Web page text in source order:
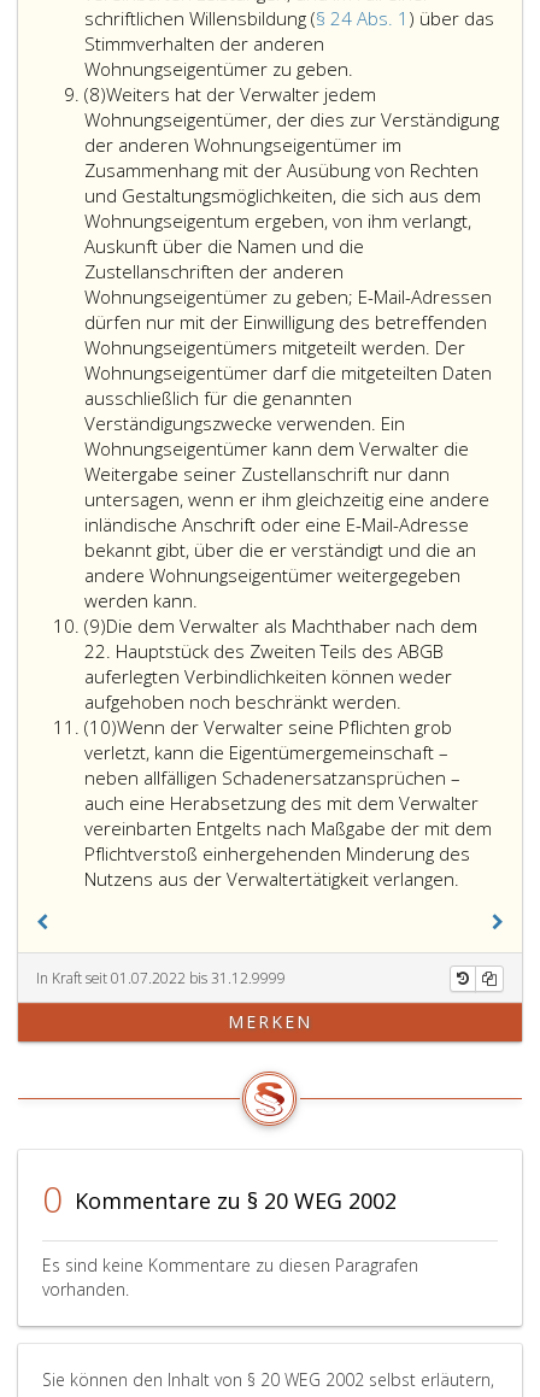
sowie
die
sonst
vorhersehbaren
Aufwendungen,
vor
allem
die
Bewirtschaftungskosten,
und
die
sich
daraus
ergebenden
Vorauszahlungen
bekannt
zu
geben
sind.
gegen
eine
Ablichtung
desselben
zur
Verfügung
Liegenschaft
einzumahnen
und
nötigenfalls
Klage
nach
Paragraph
27,
Absatz
2,
binnen
der
dort
genannten
Frist
zu
erheben
und
die
Anmerkung
der
Klage
zu
beantragen.
schriftlichen Willensbildung (§ 24 Abs. 1 ) über das
Stimmverhalten der anderen
Wohnungseigentümer zu geben.
Verwalter
hat
auf
Verlangen
jedem
Wohnungseigentümer
Auskunft
den
Inhalt
des
Verwaltungsvertrags,
über
die
Entgeltvereinbarungen
und
den
Umfang
der
Leistungen,
und
im
Fall
einer
schriftlichen
Willensbildung
(Paragraph
24,
Absatz
eins,)
Stimmverhalten
anderen
(8)Absatz
8
Weiters hat der Verwalter jedem
Wohnungseigentümer, der dies zur Verständigung
der anderen Wohnungseigentümer im
Zusammenhang mit der Ausübung von Rechten
und Gestaltungsmöglichkeiten, die sich aus dem
Wohnungseigentum ergeben, von ihm verlangt,
Auskunft über die Namen und die
Zustellanschriften der anderen
Wohnungseigentümer zu geben; E-Mail-Adressen
dürfen nur mit der Einwilligung des betreffenden
Wohnungseigentümers mitgeteilt werden. Der
Wohnungseigentümer darf die mitgeteilten Daten
ausschließlich für die genannten
Verständigungszwecke verwenden. Ein
Wohnungseigentümer kann dem Verwalter die
Weitergabe seiner Zustellanschrift nur dann
untersagen, wenn er ihm gleichzeitig eine andere
inländische Anschrift oder eine E-Mail-Adresse
bekannt gibt, über die er verständigt und die an
andere Wohnungseigentümer weitergegeben
werden kann.
(9)Absatz
Die dem Verwalter als Machthaber nach dem
22. Hauptstück des Zweiten Teils des ABGB
auferlegten Verbindlichkeiten können weder
aufgehoben noch beschränkt werden.
(10)Absatz
10
Wenn der Verwalter seine Pflichten grob
verletzt, kann die Eigentümergemeinschaft –
neben allfälligen Schadenersatzansprüchen –
auch eine Herabsetzung des mit dem Verwalter
vereinbarten Entgelts nach Maßgabe der mit dem
Pflichtverstoß einhergehenden Minderung des
Nutzens aus der Verwaltertätigkeit verlangen.
In Kraft seit 01.07.2022 bis 31.12.9999
MERKEN
0 Kommentare zu § 20 WEG 2002
Es sind keine Kommentare zu diesen Paragrafen
vorhanden.
Sie können den Inhalt von § 20 WEG 2002 selbst erläutern,